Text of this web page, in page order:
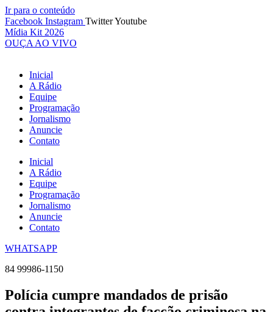
Ir para o conteúdo
Facebook Instagram TwitterYoutube
Mídia Kit 2026
OUÇA AO VIVO
Inicial
A Rádio
Equipe
Programação
Jornalismo
Anuncie
Contato
Inicial
A Rádio
Equipe
Programação
Jornalismo
Anuncie
Contato
WHATSAPP
84 99986-1150
Polícia cumpre mandados de prisão